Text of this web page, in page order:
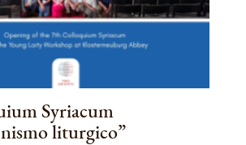
Syriacum
liturgico”